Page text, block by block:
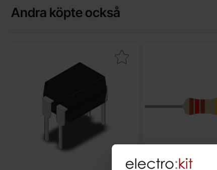
Andra köpte också
Makera eL817 DIP-4 optokopplare 35V 50mA som favorit
Makera motstånd